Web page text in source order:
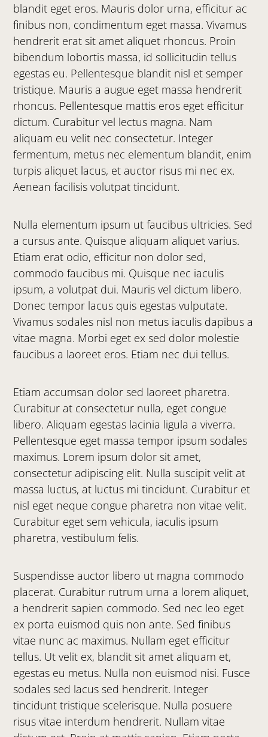
blandit eget eros. Mauris dolor urna, efficitur ac
finibus non, condimentum eget massa. Vivamus
hendrerit erat sit amet aliquet rhoncus. Proin
bibendum lobortis massa, id sollicitudin tellus
egestas eu. Pellentesque blandit nisl et semper
tristique. Mauris a augue eget massa hendrerit
rhoncus. Pellentesque mattis eros eget efficitur
dictum. Curabitur vel lectus magna. Nam
aliquam eu velit nec consectetur. Integer
fermentum, metus nec elementum blandit, enim
turpis aliquet lacus, et auctor risus mi nec ex.
Aenean facilisis volutpat tincidunt.
Nulla elementum ipsum ut faucibus ultricies. Sed
a cursus ante. Quisque aliquam aliquet varius.
Etiam erat odio, efficitur non dolor sed,
commodo faucibus mi. Quisque nec iaculis
ipsum, a volutpat dui. Mauris vel dictum libero.
Donec tempor lacus quis egestas vulputate.
Vivamus sodales nisl non metus iaculis dapibus a
vitae magna. Morbi eget ex sed dolor molestie
faucibus a laoreet eros. Etiam nec dui tellus.
Etiam accumsan dolor sed laoreet pharetra.
Curabitur at consectetur nulla, eget congue
libero. Aliquam egestas lacinia ligula a viverra.
Pellentesque eget massa tempor ipsum sodales
maximus. Lorem ipsum dolor sit amet,
consectetur adipiscing elit. Nulla suscipit velit at
massa luctus, at luctus mi tincidunt. Curabitur et
nisl eget neque congue pharetra non vitae velit.
Curabitur eget sem vehicula, iaculis ipsum
pharetra, vestibulum felis.
Suspendisse auctor libero ut magna commodo
placerat. Curabitur rutrum urna a lorem aliquet,
a hendrerit sapien commodo. Sed nec leo eget
ex porta euismod quis non ante. Sed finibus
vitae nunc ac maximus. Nullam eget efficitur
tellus. Ut velit ex, blandit sit amet aliquam et,
egestas eu metus. Nulla non euismod nisi. Fusce
sodales sed lacus sed hendrerit. Integer
tincidunt tristique scelerisque. Nulla posuere
risus vitae interdum hendrerit. Nullam vitae